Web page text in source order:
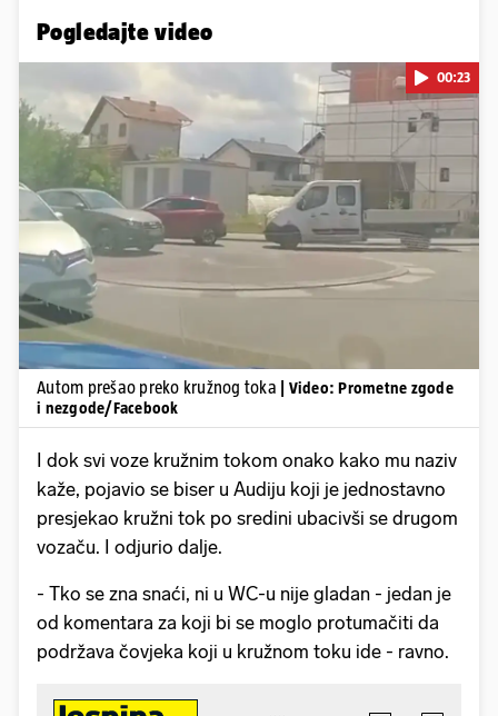
Pogledajte video
Pokretanje videa...
00:23
Autom prešao preko kružnog toka
| Video: Prometne zgode
i nezgode/Facebook
I dok svi voze kružnim tokom onako kako mu naziv
kaže, pojavio se biser u Audiju koji je jednostavno
presjekao kružni tok po sredini ubacivši se drugom
vozaču. I odjurio dalje.
- Tko se zna snaći, ni u WC-u nije gladan - jedan je
od komentara za koji bi se moglo protumačiti da
podržava čovjeka koji u kružnom toku ide - ravno.